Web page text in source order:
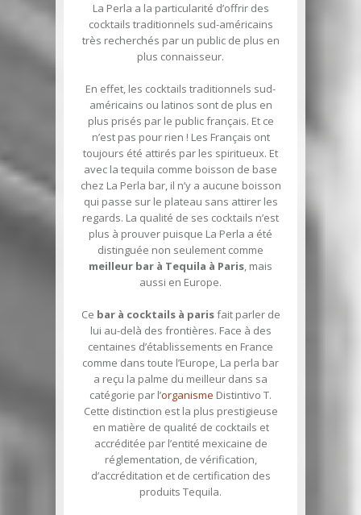
La Perla a la particularité d’offrir des
cocktails traditionnels sud-américains
très recherchés par un public de plus en
plus connaisseur.
En effet, les cocktails traditionnels sud-
américains ou latinos sont de plus en
plus prisés par le public français. Et ce
n’est pas pour rien ! Les Français ont
toujours été attirés par les spiritueux. Et
avec la tequila comme boisson de base
chez La Perla bar, il n’y a aucune boisson
qui passe sur le plateau sans attirer les
regards. La qualité de ses cocktails n’est
plus à prouver puisque La Perla a été
distinguée non seulement comme
meilleur bar à Tequila à Paris, mais
aussi en Europe.
Ce bar à cocktails à parisfait parler de
lui au-delà des frontières. Face à des
centaines d’établissements en France
comme dans toute l’Europe, La perla bar
a reçu la palme du meilleur dans sa
catégorie par l’organisme Distintivo T.
Cette distinction est la plus prestigieuse
en matière de qualité de cocktails et
accréditée par l’entité mexicaine de
réglementation, de vérification,
d’accréditation et de certification des
produits Tequila.